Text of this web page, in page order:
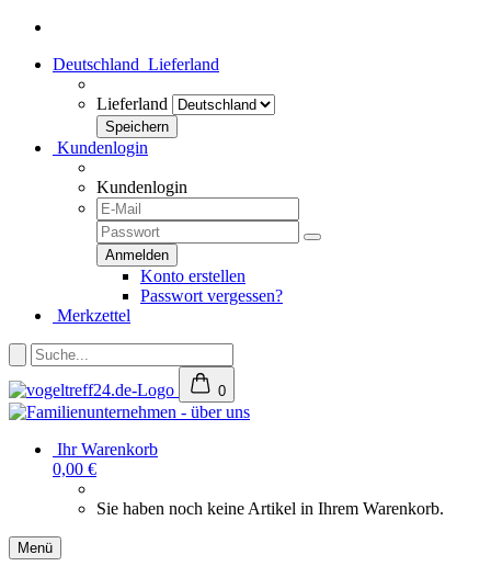
Deutschland Lieferland
Lieferland
Kundenlogin
Kundenlogin
Konto erstellen
Passwort vergessen?
Merkzettel
0
Ihr Warenkorb
0,00 €
Sie haben noch keine Artikel in Ihrem Warenkorb.
Menü